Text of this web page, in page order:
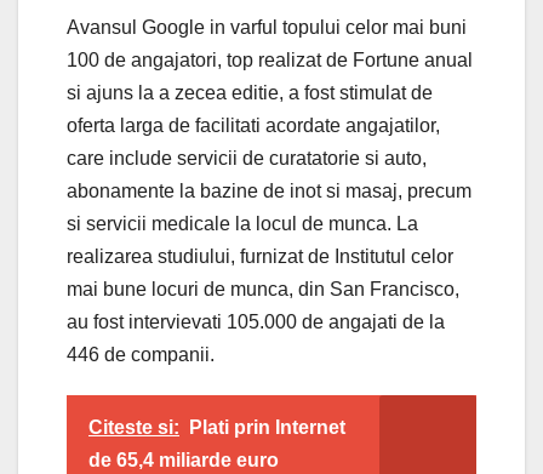
Avansul Google in varful topului celor mai buni
100 de angajatori, top realizat de Fortune anual
si ajuns la a zecea editie, a fost stimulat de
oferta larga de facilitati acordate angajatilor,
care include servicii de curatatorie si auto,
abonamente la bazine de inot si masaj, precum
si servicii medicale la locul de munca. La
realizarea studiului, furnizat de Institutul celor
mai bune locuri de munca, din San Francisco,
au fost intervievati 105.000 de angajati de la
446 de companii.
Citeste si:
Plati prin Internet
de 65,4 miliarde euro